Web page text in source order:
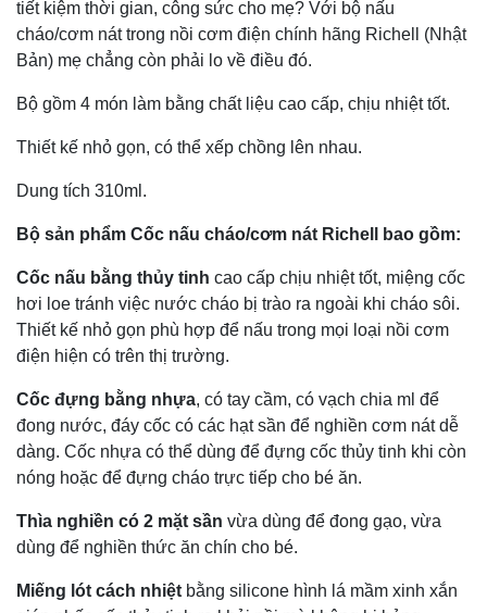
tiết kiệm thời gian, công sức cho mẹ? Với bộ nấu
cháo/cơm nát trong nồi cơm điện chính hãng Richell (Nhật
Bản) mẹ chẳng còn phải lo về điều đó.
Bộ gồm 4 món làm bằng chất liệu cao cấp, chịu nhiệt tốt.
Thiết kế nhỏ gọn, có thể xếp chồng lên nhau.
Dung tích 310ml.
Bộ sản phẩm Cốc nấu cháo/cơm nát Richell bao gồm:
Cốc nấu bằng thủy tinh cao cấp chịu nhiệt tốt, miệng cốc
hơi loe tránh việc nước cháo bị trào ra ngoài khi cháo sôi.
Thiết kế nhỏ gọn phù hợp để nấu trong mọi loại nồi cơm
điện hiện có trên thị trường.
Cốc đựng bằng nhựa, có tay cầm, có vạch chia ml để
đong nước, đáy cốc có các hạt sần để nghiền cơm nát dễ
dàng. Cốc nhựa có thể dùng để đựng cốc thủy tinh khi còn
nóng hoặc để đựng cháo trực tiếp cho bé ăn.
Thìa nghiền có 2 mặt sần vừa dùng để đong gạo, vừa
dùng để nghiền thức ăn chín cho bé.
Miếng lót cách nhiệt bằng silicone hình lá mầm xinh xắn